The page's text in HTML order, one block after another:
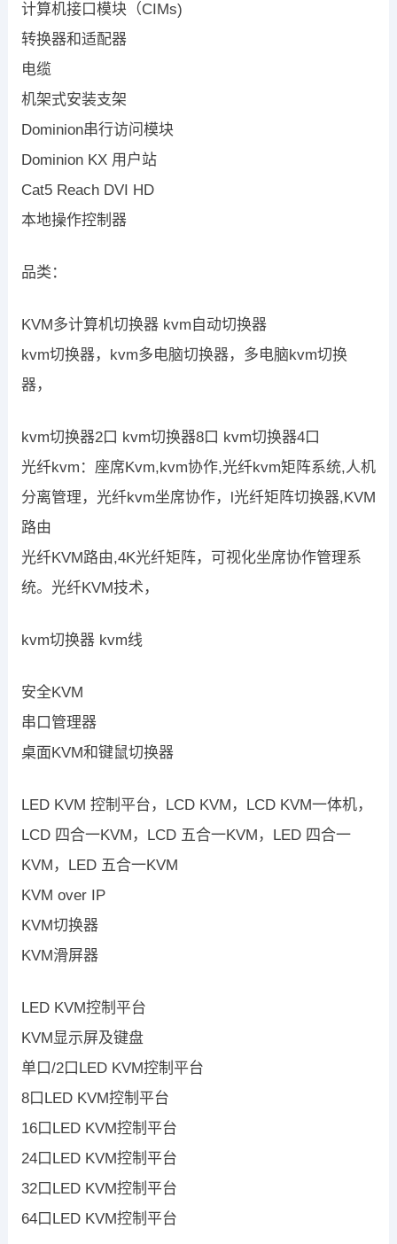
计算机接口模块（CIMs)
转换器和适配器
电缆
机架式安装支架
Dominion串行访问模块
Dominion KX 用户站
Cat5 Reach DVI HD
本地操作控制器
品类：
KVM多计算机切换器 kvm自动切换器
kvm切换器，kvm多电脑切换器，多电脑kvm切换
器，
kvm切换器2口 kvm切换器8口 kvm切换器4口
光纤kvm：座席Kvm,kvm协作,光纤kvm矩阵系统,人机
分离管理，光纤kvm坐席协作，l光纤矩阵切换器,KVM
路由
光纤KVM路由,4K光纤矩阵，可视化坐席协作管理系
统。光纤KVM技术，
kvm切换器 kvm线
安全KVM
串口管理器
桌面KVM和键鼠切换器
LED KVM 控制平台，LCD KVM，LCD KVM一体机，
LCD 四合一KVM，LCD 五合一KVM，LED 四合一
KVM，LED 五合一KVM
KVM over IP
KVM切换器
KVM滑屏器
LED KVM控制平台
KVM显示屏及键盘
单口/2口LED KVM控制平台
8口LED KVM控制平台
16口LED KVM控制平台
24口LED KVM控制平台
32口LED KVM控制平台
64口LED KVM控制平台